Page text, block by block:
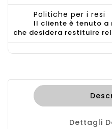
Politiche per i resi
Il cliente è tenuto
che desidera restituire
Dettagli